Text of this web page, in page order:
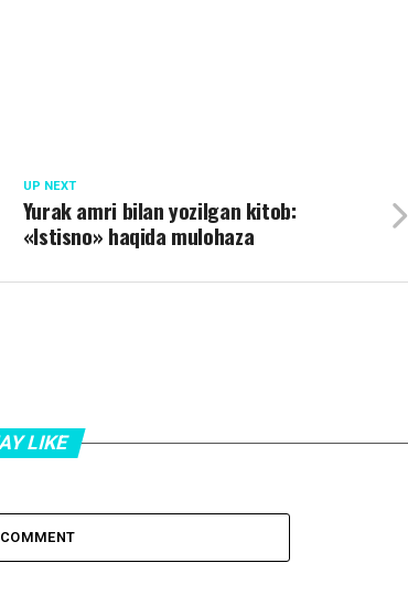
UP NEXT
Yurak amri bilan yozilgan kitob:
«Istisno» haqida mulohaza
LIKE